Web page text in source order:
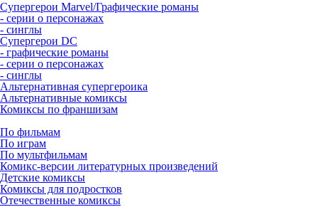
Супергерои Marvel/Графические романы
- серии о персонажах
- синглы
Супергерои DC
- графические романы
- серии о персонажах
- синглы
Альтернативная супергероика
Альтернативные комиксы
Комиксы по франшизам
По фильмам
По играм
По мультфильмам
Комикс-версии литературных произведений
Детские комиксы
Комиксы для подростков
Отечественные комиксы